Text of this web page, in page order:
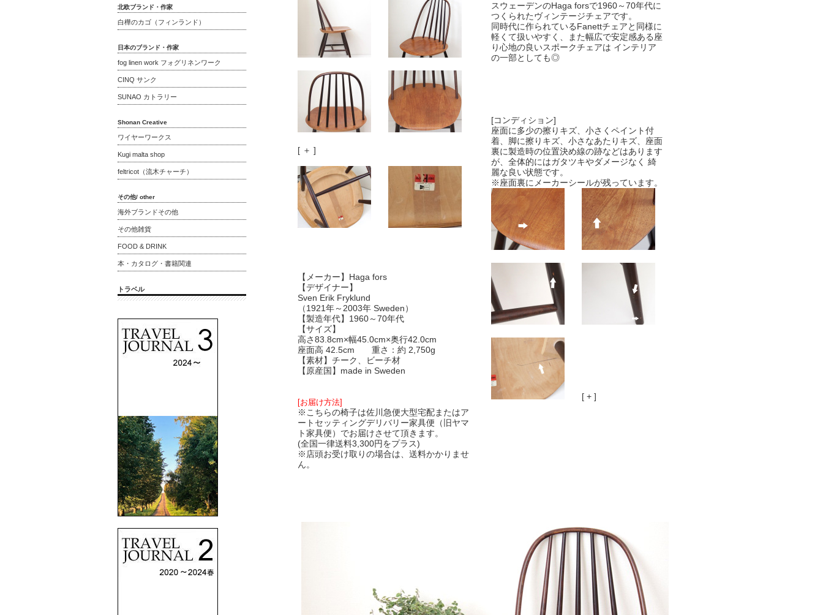
[ ＋ ]
【メーカー】Haga fors
【デザイナー】
Sven Erik Fryklund
（1921年～2003年 Sweden）
【製造年代】1960～70年代
【サイズ】
高さ83.8cm×幅45.0cm×奥行42.0cm
座面高 42.5cm 重さ：約 2,750g
【素材】チーク、ビーチ材
【原産国】made in Sweden
[お届け方法]
※こちらの椅子は佐川急便大型宅配またはア
ートセッティングデリバリー家具便（旧ヤマ
ト家具便）でお届けさせて頂きます。
(全国一律送料3,300円をプラス)
※店頭お受け取りの場合は、送料かかりませ
ん。
スウェーデンのHaga forsで1960～70年代に
つくられたヴィンテージチェアです。
同時代に作られているFanettチェアと同様に
軽くて扱いやすく、また幅広で安定感ある座
り心地の良いスポークチェアは インテリア
の一部としても◎
[コンディション]
座面に多少の擦りキズ、小さくペイント付
着、脚に擦りキズ、小さなあたりキズ、座面
裏に製造時の位置決め線の跡などはあります
が、全体的にはガタツキやダメージなく 綺
麗な良い状態です。
※座面裏にメーカーシールが残っています。
[ + ]
北欧ブランド・作家
白樺のカゴ（フィンランド）
日本のブランド・作家
fog linen work フォグリネンワーク
CINQ サンク
SUNAO カトラリー
Shonan Creative
ワイヤーワークス
Kugi malta shop
feltricot（流木チャーチ）
その他/ other
海外ブランドその他
その他雑貨
FOOD & DRINK
本・カタログ・書籍関連
トラベル